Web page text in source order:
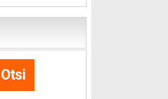
Otsi